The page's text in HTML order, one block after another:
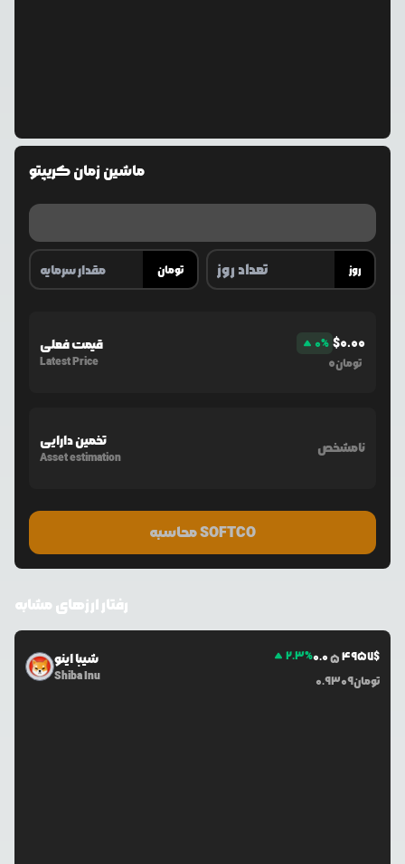
ماشین زمان کریپتو
تومان روز
قیمت فعلی
Latest Price
0% $0.00
0تومان
تخمین دارایی
Asset estimation
نامشخص
محاسبه SOFTCO
رفتار ارزهای مشابه
شیبا اینو
Shiba Inu
2.3%0.054957$
0.9309تومان